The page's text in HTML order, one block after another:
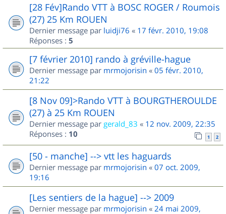
[28 Fév]Rando VTT à BOSC ROGER / Roumois
(27) 25 Km ROUEN
Dernier message par luidji76 « 17 févr. 2010, 19:08
Réponses : 5
[7 février 2010] rando à gréville-hague
Dernier message par mrmojorisin « 05 févr. 2010,
21:22
[8 Nov 09]>Rando VTT à BOURGTHEROULDE
(27) à 25 Km ROUEN
Dernier message par gerald_83 « 12 nov. 2009, 22:35
Réponses : 10 1 2
[50 - manche] --> vtt les haguards
Dernier message par mrmojorisin « 07 oct. 2009,
19:16
[Les sentiers de la hague] --> 2009
Dernier message par mrmojorisin « 24 mai 2009,